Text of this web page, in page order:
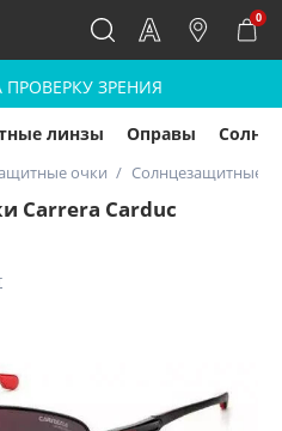
0
ЗРЕНИЯ
линзы Оправы
очки Солнцезащитные
Carrera Carduc